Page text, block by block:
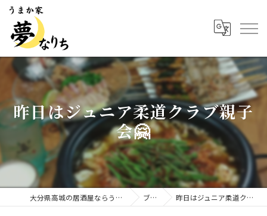
昨日はジュニア柔道クラブ親子
会🤗
大分県高城の居酒屋ならうまか家 夢なりち ブログ 昨日はジュニア柔道クラブ親子会🤗